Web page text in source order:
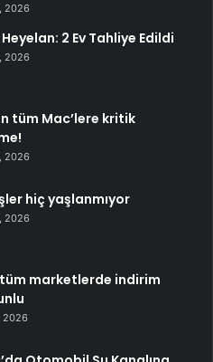
2026
2 Ev Tahliye Edildi
2026
tüm Mac’lere kritik
2026
hiç yaşlanmıyor
2026
marketlerde indirim
2026